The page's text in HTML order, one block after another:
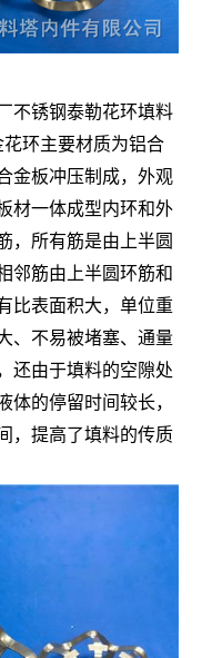
不锈钢泰勒花环填料
环主要材质为铝合
金板冲压制成，外观
材一体成型内环和外
，所有筋是由上半圆
邻筋由上半圆环筋和
比表面积大，单位重
、不易被堵塞、通量
还由于填料的空隙处
体的停留时间较长，
，提高了填料的传质